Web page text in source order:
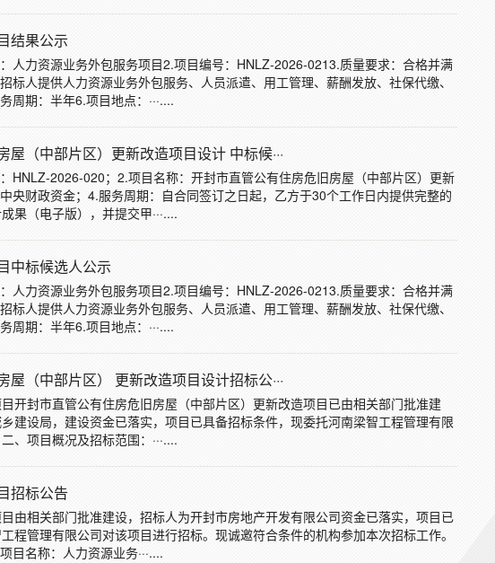
结果公示
人力资源业务外包服务项目2.项目编号：HNLZ-2026-0213.质量要求：合格并满
标人提供人力资源业务外包服务、人员派遣、用工管理、薪酬发放、社保代缴、
周期：半年6.项目地点：···....
（中部片区）更新改造项目设计 中标候···
HNLZ-2026-020；2.项目名称：开封市直管公有住房危旧房屋（中部片区）更新
央财政资金；4.服务周期：自合同签订之日起，乙方于30个工作日内提供完整的
果（电子版），并提交甲···....
中标候选人公示
人力资源业务外包服务项目2.项目编号：HNLZ-2026-0213.质量要求：合格并满
标人提供人力资源业务外包服务、人员派遣、用工管理、薪酬发放、社保代缴、
周期：半年6.项目地点：···....
（中部片区） 更新改造项目设计招标公···
开封市直管公有住房危旧房屋（中部片区）更新改造项目已由相关部门批准建
建设局，建设资金已落实，项目已具备招标条件，现委托河南梁智工程管理有限
、项目概况及招标范围：···....
招标公告
由相关部门批准建设，招标人为开封市房地产开发有限公司资金已落实，项目已
程管理有限公司对该项目进行招标。现诚邀符合条件的机构参加本次招标工作。
目名称：人力资源业务···....